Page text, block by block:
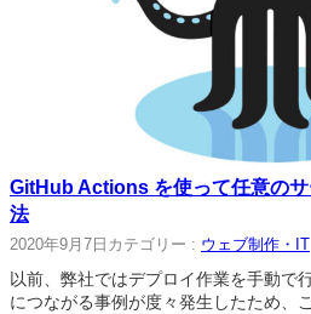
GitHub Actions を使って任意の
法
2020年9月7日 カテゴリー : ウェブ制作・IT
以前、弊社ではデプロイ作業を手動で
につながる事例が度々発生したため、